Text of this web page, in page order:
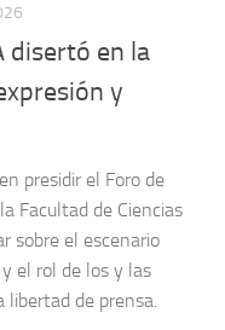
disertó en la
y
presidir el Foro de
Facultad de Ciencias
sobre el escenario
el rol de los y las
libertad de prensa.